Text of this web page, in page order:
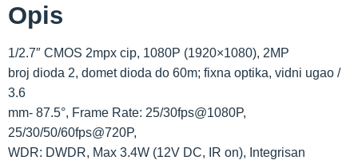
Opis
1/2.7″ CMOS 2mpx cip, 1080P (1920×1080), 2MP
broj dioda 2, domet dioda do 60m; fixna optika, vidni ugao /
3.6
mm- 87.5°, Frame Rate: 25/30fps@1080P,
25/30/50/60fps@720P,
WDR: DWDR, Max 3.4W (12V DC, IR on), Integrisan